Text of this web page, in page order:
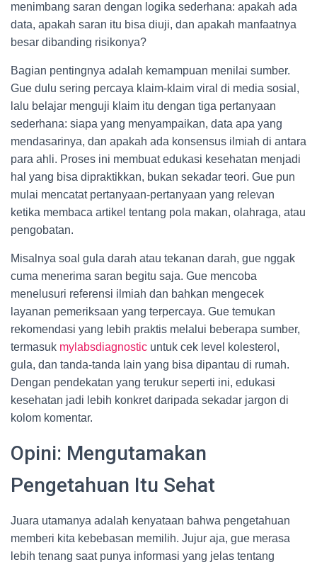
menimbang saran dengan logika sederhana: apakah ada
data, apakah saran itu bisa diuji, dan apakah manfaatnya
besar dibanding risikonya?
Bagian pentingnya adalah kemampuan menilai sumber.
Gue dulu sering percaya klaim-klaim viral di media sosial,
lalu belajar menguji klaim itu dengan tiga pertanyaan
sederhana: siapa yang menyampaikan, data apa yang
mendasarinya, dan apakah ada konsensus ilmiah di antara
para ahli. Proses ini membuat edukasi kesehatan menjadi
hal yang bisa dipraktikkan, bukan sekadar teori. Gue pun
mulai mencatat pertanyaan-pertanyaan yang relevan
ketika membaca artikel tentang pola makan, olahraga, atau
pengobatan.
Misalnya soal gula darah atau tekanan darah, gue nggak
cuma menerima saran begitu saja. Gue mencoba
menelusuri referensi ilmiah dan bahkan mengecek
layanan pemeriksaan yang terpercaya. Gue temukan
rekomendasi yang lebih praktis melalui beberapa sumber,
termasuk mylabsdiagnostic untuk cek level kolesterol,
gula, dan tanda-tanda lain yang bisa dipantau di rumah.
Dengan pendekatan yang terukur seperti ini, edukasi
kesehatan jadi lebih konkret daripada sekadar jargon di
kolom komentar.
Opini: Mengutamakan
Pengetahuan Itu Sehat
Juara utamanya adalah kenyataan bahwa pengetahuan
memberi kita kebebasan memilih. Jujur aja, gue merasa
lebih tenang saat punya informasi yang jelas tentang